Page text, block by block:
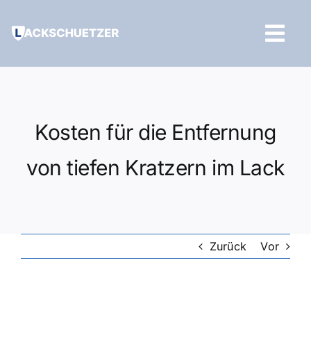
Inhalt
Kosten für die Entfernung
von tiefen Kratzern im Lack
Zurück Vor